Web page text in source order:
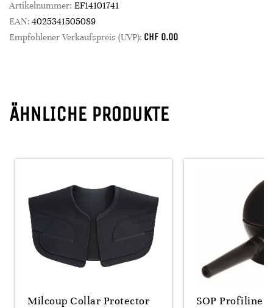
Artikelnummer: EF14101741
EAN: 4025341505089
Empfohlener Verkaufspreis (UVP): CHF 0.00
ÄHNLICHE PRODUKTE
Milcoup Collar Protector
SOP Profiline